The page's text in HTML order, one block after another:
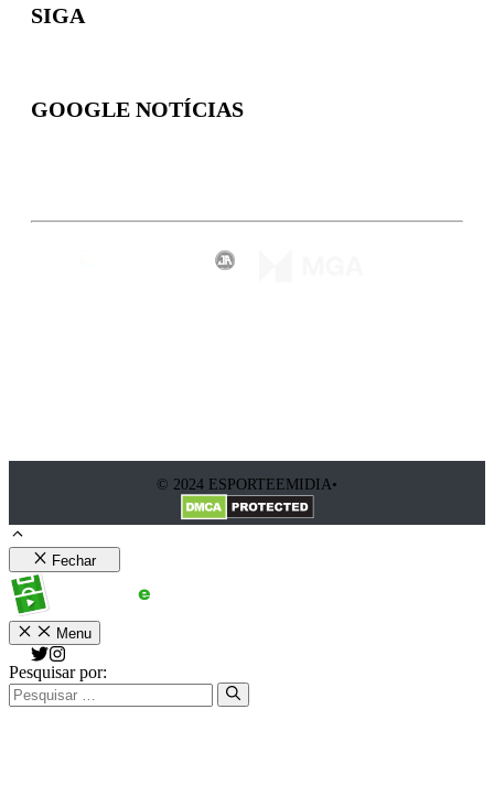
SIGA
GOOGLE NOTÍCIAS
© 2024 ESPORTEEMIDIA•
Fechar
Menu
Pesquisar por: